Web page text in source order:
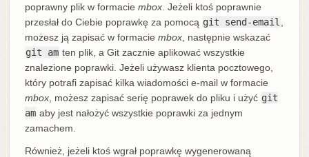
poprawny plik w formacie mbox. Jeżeli ktoś poprawnie
przesłał do Ciebie poprawkę za pomocą git send-email
możesz ją zapisać w formacie mbox, następnie wskazać
git am ten plik, a Git zacznie aplikować wszystkie
znalezione poprawki. Jeżeli używasz klienta pocztowego,
który potrafi zapisać kilka wiadomości e-mail w formacie
mbox, możesz zapisać serię poprawek do pliku i użyć git
am aby jest nałożyć wszystkie poprawki za jednym
zamachem.
Również, jeżeli ktoś wgrał poprawkę wygenerowaną